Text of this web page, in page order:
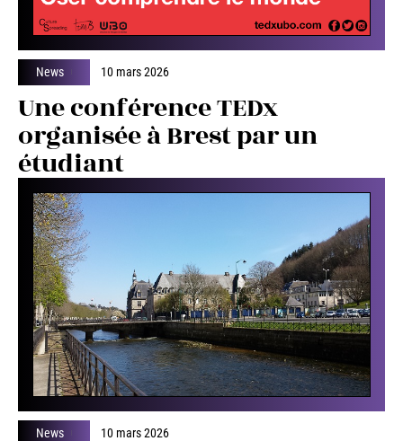
News 10 mars 2026
Une conférence TEDx
organisée à Brest par un
étudiant
News 10 mars 2026